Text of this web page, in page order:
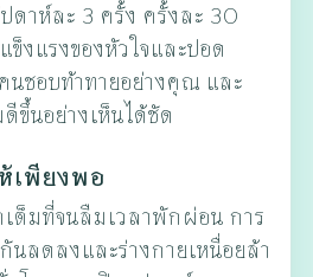
ดาห์ละ 3 ครั้ง ครั้งละ 30
งแรงของหัวใจและปอด
นชอบท้าทายอย่างคุณ และ
ขึ้นอย่างเห็นได้ชัด
เพียงพอ
ต็มที่จนลืมเวลาพักผ่อน การ
ลดลงและร่างกายเหนื่อยล้า